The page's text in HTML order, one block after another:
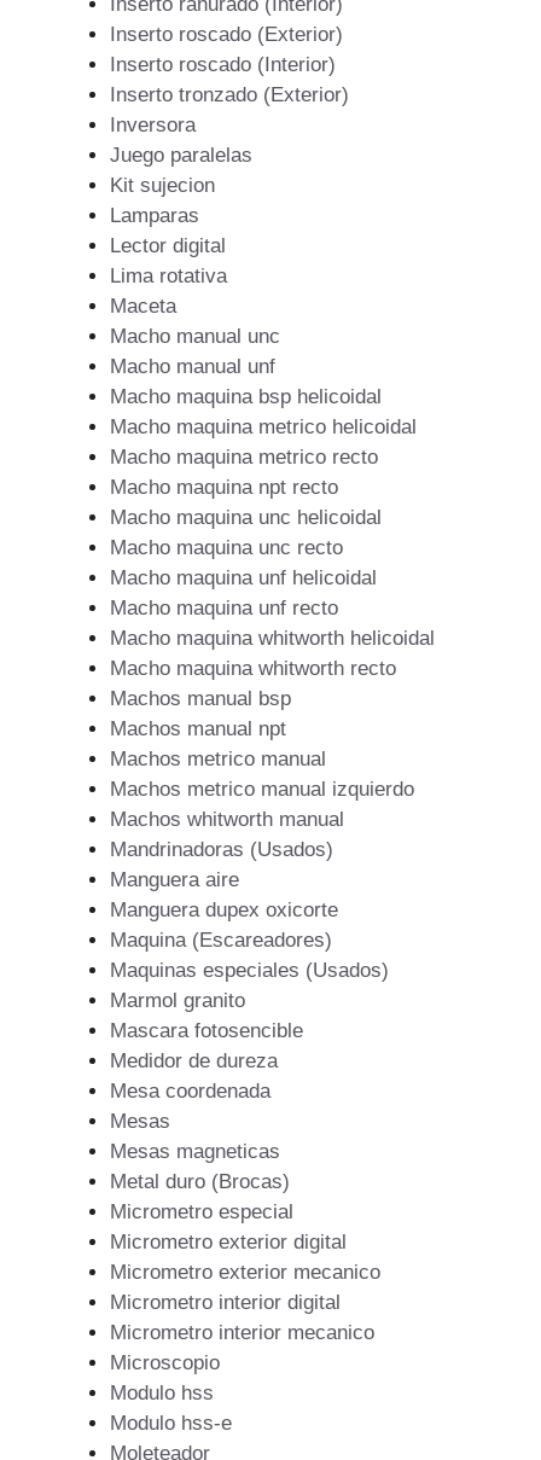
Inserto ranurado (Interior)
Inserto roscado (Exterior)
Inserto roscado (Interior)
Inserto tronzado (Exterior)
Inversora
Juego paralelas
Kit sujecion
Lamparas
Lector digital
Lima rotativa
Maceta
Macho manual unc
Macho manual unf
Macho maquina bsp helicoidal
Macho maquina metrico helicoidal
Macho maquina metrico recto
Macho maquina npt recto
Macho maquina unc helicoidal
Macho maquina unc recto
Macho maquina unf helicoidal
Macho maquina unf recto
Macho maquina whitworth helicoidal
Macho maquina whitworth recto
Machos manual bsp
Machos manual npt
Machos metrico manual
Machos metrico manual izquierdo
Machos whitworth manual
Mandrinadoras (Usados)
Manguera aire
Manguera dupex oxicorte
Maquina (Escareadores)
Maquinas especiales (Usados)
Marmol granito
Mascara fotosencible
Medidor de dureza
Mesa coordenada
Mesas
Mesas magneticas
Metal duro (Brocas)
Micrometro especial
Micrometro exterior digital
Micrometro exterior mecanico
Micrometro interior digital
Micrometro interior mecanico
Microscopio
Modulo hss
Modulo hss-e
Moleteador